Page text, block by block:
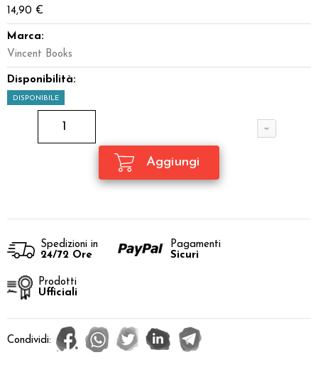
14,90 €
Marca:
Vincent Books
Disponibilità:
DISPONIBILE
Spedizioni in
24/72 Ore
Pagamenti
Sicuri
Prodotti
Ufficiali
Condividi: